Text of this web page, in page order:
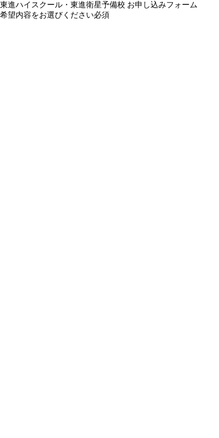
東進ハイスクール・東進衛星予備校 お申し込みフォーム
希望内容をお選びください必須